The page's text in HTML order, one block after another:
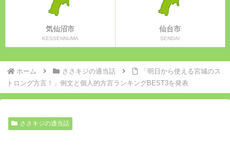
気仙沼市
KESSENNUMA
仙台市
SENDAI
ホーム ささキジの適当話
「明日から使える宮城のス
トロング方言！」例文と個人的方言ランキングBEST3を発表
ささキジの適当話